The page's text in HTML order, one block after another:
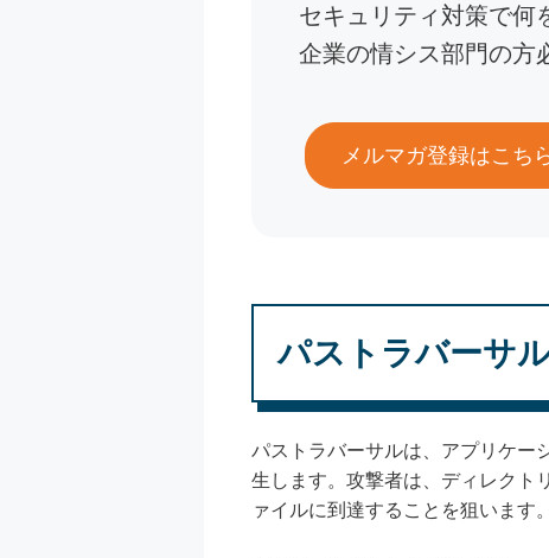
セキュリティ対策で何
企業の情シス部門の方
メルマガ登録はこち
パストラバーサ
パストラバーサルは、アプリケー
生します。攻撃者は、ディレクト
ァイルに到達することを狙います。